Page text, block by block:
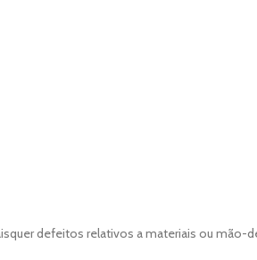
defeitos relativos a materiais ou mão-